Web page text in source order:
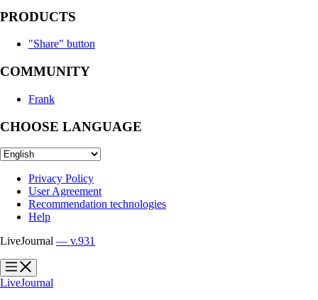
PRODUCTS
"Share" button
COMMUNITY
Frank
CHOOSE LANGUAGE
Privacy Policy
User Agreement
Recommendation technologies
Help
LiveJournal — v.931
?
?
LiveJournal